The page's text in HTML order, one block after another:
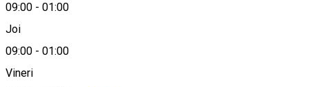
09:00 - 01:00
Joi
09:00 - 01:00
Vineri